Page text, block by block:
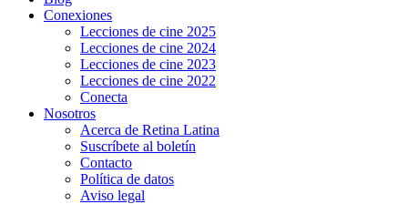
Conexiones
Lecciones de cine 2025
Lecciones de cine 2024
Lecciones de cine 2023
Lecciones de cine 2022
Conecta
Nosotros
Acerca de Retina Latina
Suscríbete al boletín
Contacto
Política de datos
Aviso legal